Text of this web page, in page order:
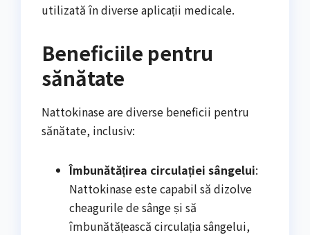
utilizată în diverse aplicații medicale.
Beneficiile pentru
sănătate
Nattokinase are diverse beneficii pentru
sănătate, inclusiv:
Îmbunătățirea circulației sângelui:
Nattokinase este capabil să dizolve
cheagurile de sânge și să
îmbunătățească circulația sângelui,